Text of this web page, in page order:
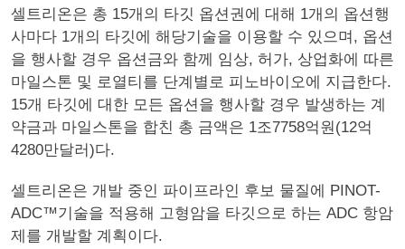
셀트리온은 총 15개의 타깃 옵션권에 대해 1개의 옵션행
사마다 1개의 타깃에 해당기술을 이용할 수 있으며, 옵션
을 행사할 경우 옵션금와 함께 임상, 허가, 상업화에 따른
마일스톤 및 로열티를 단계별로 피노바이오에 지급한다.
15개 타깃에 대한 모든 옵션을 행사할 경우 발생하는 계
약금과 마일스톤을 합친 총 금액은 1조7758억원(12억
4280만달러)다.
셀트리온은 개발 중인 파이프라인 후보 물질에 PINOT-
ADC™기술을 적용해 고형암을 타깃으로 하는 ADC 항암
제를 개발할 계획이다.